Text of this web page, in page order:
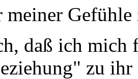
meiner
daß ich mich
zu ihr